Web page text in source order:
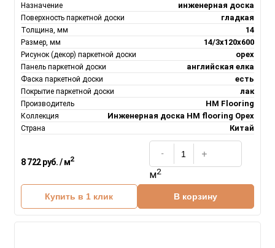
Назначение инженерная доска
Поверхность паркетной доски гладкая
Толщина, мм 14
Размер, мм 14/3х120х600
Рисунок (декор) паркетной доски орех
Панель паркетной доски английская елка
Фаска паркетной доски есть
Покрытие паркетной доски лак
Производитель HM Flooring
Коллекция Инженерная доска НM flooring Орех
Страна Китай
8 722 руб. / м2
м2
Купить в 1 клик В корзину